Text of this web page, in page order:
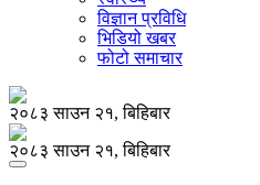
विज्ञान प्रविधि
भिडियो खबर
फोटो समाचार
२०८३ साउन २१, बिहिबार
२०८३ साउन २१, बिहिबार